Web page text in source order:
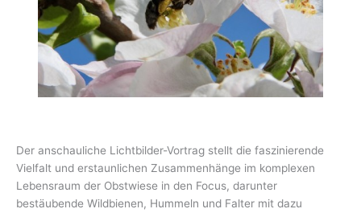
Der anschauliche Lichtbilder-Vortrag stellt die faszinierende
Vielfalt und erstaunlichen Zusammenhänge im komplexen
Lebensraum der Obstwiese in den Focus, darunter
bestäubende Wildbienen, Hummeln und Falter mit dazu